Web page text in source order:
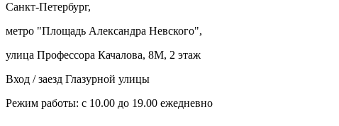
Санкт-Петербург,
метро "Площадь Александра Невского",
улица Профессора Качалова, 8М, 2 этаж
Вход / заезд Глазурной улицы
Режим работы: с 10.00 до 19.00 ежедневно